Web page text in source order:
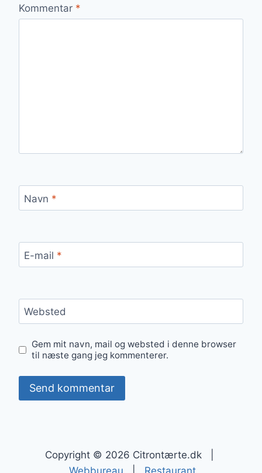
Kommentar *
Navn *
E-mail *
Websted
Gem mit navn, mail og websted i denne browser
til næste gang jeg kommenterer.
Copyright © 2026 Citrontærte.dk |
Webbureau
Restaurant